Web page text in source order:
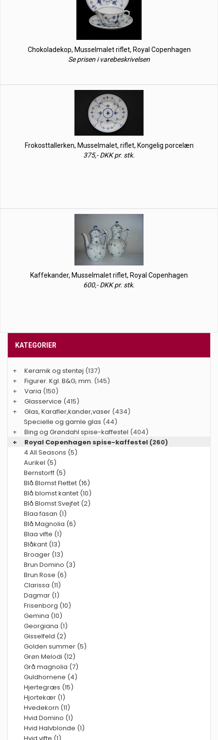
Chokoladekop, Musselmalet riflet, Royal Copenhagen
Se prisen i varebeskrivelsen
Frokosttallerken, Musselmalet, riflet, Kongelig porcelæn
375,- DKK pr. stk.
Kaffekander, Musselmalet riflet, Royal Copenhagen
600,- DKK pr. stk.
KATEGORIER
+ Keramik og stentøj (137)
+
Figurer. Kgl. B&G, mm. (145)
+
Varia (150)
+
Glasservice (415)
+
Glas, Karafler,kander,vaser (434)
Specielle og gamle glas (44)
+
Bing og Grøndahl spise-kaffestel (404)
+
Royal Copenhagen spise-kaffestel (260)
4 All Seasons (5)
Aurikel (5)
Bernstorff (5)
Blå Blomst Flettet (16)
Blå blomst kantet (10)
Blå Blomst Svejfet (2)
Blaa fasan (1)
Blå Magnolia (6)
Blaa vifte (1)
Blåkant (13)
Broager (13)
Brun Domino (3)
Brun Rose (6)
Clarissa (11)
Dagmar (1)
Frisenborg (10)
Gemina (10)
Georgiana (1)
Gisselfeld (2)
Golden summer (5)
Grøn Melodi (12)
Grå magnolia (7)
Guldhornene (4)
Hjertegræs (15)
Hjortekær (1)
Hvedekorn (11)
Hvid Domino (1)
Hvid Halvblonde (1)